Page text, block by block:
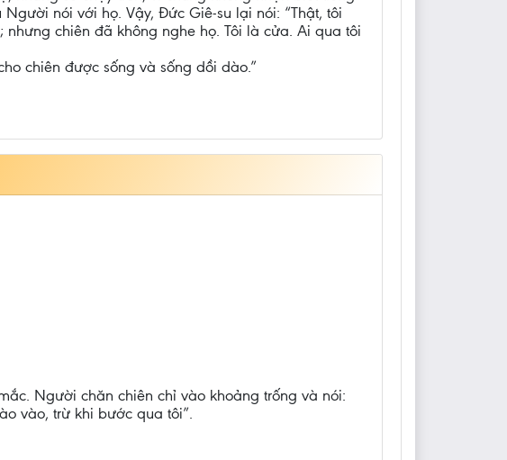
nói với họ. Vậy, Đức Giê-su lại nói: “Thật, tôi
chiên đã không nghe họ. Tôi là cửa. Ai qua tôi
chiên được sống và sống dồi dào.”
Người chăn chiên chỉ vào khoảng trống và nói:
vào, trừ khi bước qua tôi”.